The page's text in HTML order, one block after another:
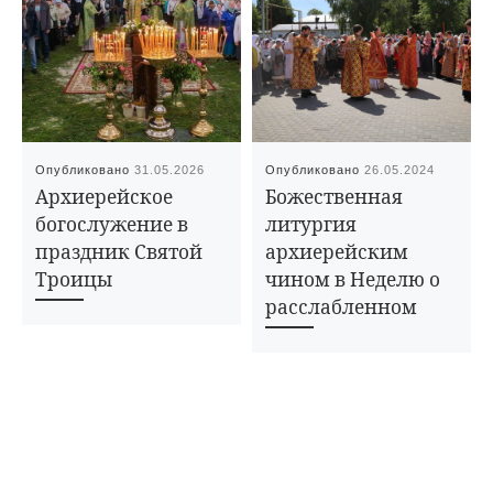
Опубликовано31.05.2026
Архиерейское
богослужение в
праздник Святой
Троицы
Опубликовано26.05.2024
Божественная
литургия
архиерейским
чином в Неделю о
расслабленном